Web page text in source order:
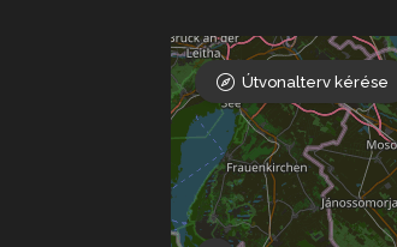
Útvonalterv kérése